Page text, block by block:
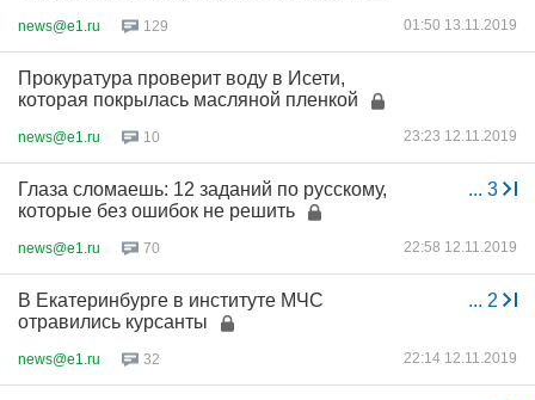
news@e1.ru 129 01:50 13.11.2019
Прокуратура проверит воду в Исети,
которая покрылась масляной пленкой
news@e1.ru 10 23:23 12.11.2019
... 3
Глаза сломаешь: 12 заданий по русскому,
которые без ошибок не решить
news@e1.ru 70 22:58 12.11.2019
... 2
В Екатеринбурге в институте МЧС
отравились курсанты
news@e1.ru 32 22:14 12.11.2019